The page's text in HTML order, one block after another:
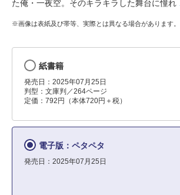
た俺・一夜空。そのキラキラした舞台に憧れ
※画像は表紙及び帯等、実際とは異なる場合があります。
紙書籍
発売日：2025年07月25日
判型：文庫判／264ページ
定価：792円（本体720円＋税）
電子版：ペタペタ
発売日：2025年07月25日